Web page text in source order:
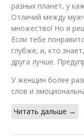
разных планет, у
Отличий между
множество! Но я
Если тебе
глубже, и, кто
друга лучше.
У женщин более
слов и
Читать дальше →